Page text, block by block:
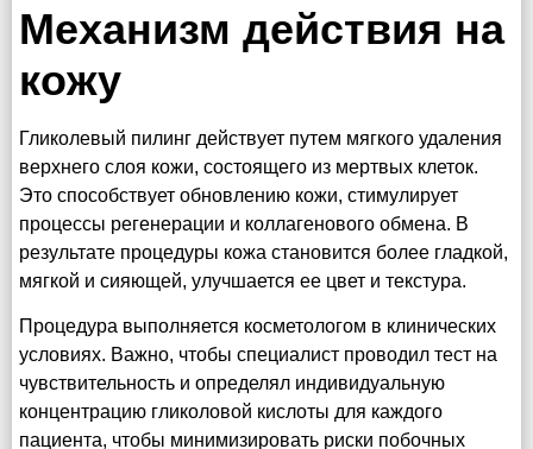
Механизм действия на
кожу
Гликолевый пилинг действует путем мягкого удаления
верхнего слоя кожи, состоящего из мертвых клеток.
Это способствует обновлению кожи, стимулирует
процессы регенерации и коллагенового обмена. В
результате процедуры кожа становится более гладкой,
мягкой и сияющей, улучшается ее цвет и текстура.
Процедура выполняется косметологом в клинических
условиях. Важно, чтобы специалист проводил тест на
чувствительность и определял индивидуальную
концентрацию гликоловой кислоты для каждого
пациента, чтобы минимизировать риски побочных